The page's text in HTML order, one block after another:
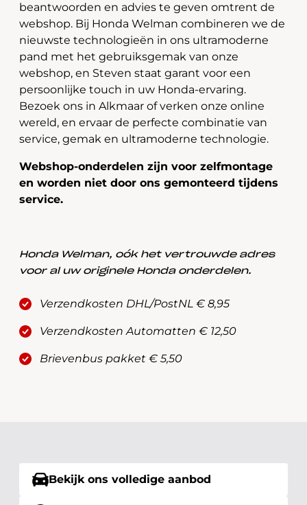
beantwoorden en advies te geven omtrent de
webshop. Bij Honda Welman combineren we de
nieuwste technologieën in ons ultramoderne
pand met het gebruiksgemak van onze
webshop, en Steven staat garant voor een
persoonlijke touch in uw Honda-ervaring.
Bezoek ons in Alkmaar of verken onze online
wereld, en ervaar de perfecte combinatie van
service, gemak en ultramoderne technologie.
Webshop-onderdelen zijn voor zelfmontage
en worden niet door ons gemonteerd tijdens
service.
Honda Welman, oók het vertrouwde adres
voor al uw originele Honda onderdelen.
Verzendkosten DHL/PostNL € 8,95
Verzendkosten Automatten € 12,50
Brievenbus pakket € 5,50
Bekijk ons volledige aanbod